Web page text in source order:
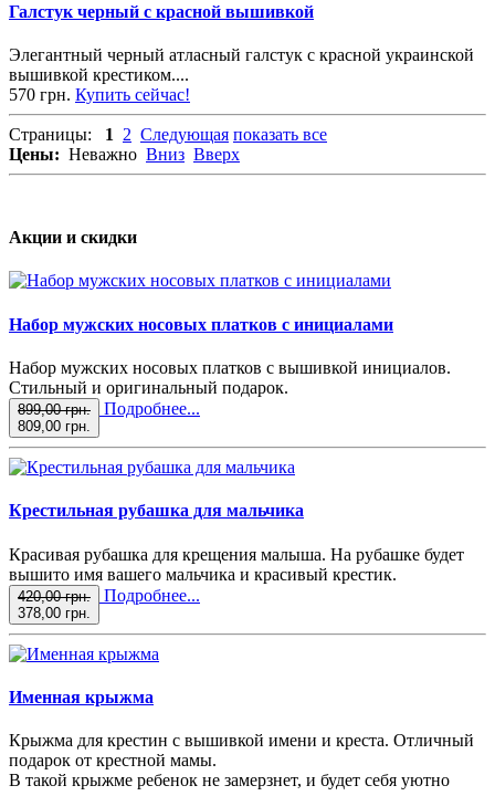
Галстук черный с красной вышивкой
Элегантный черный атласный галстук с красной украинской
вышивкой крестиком....
570 грн. Купить сейчас!
Страницы: 1 2 Следующая показать все
Цены: Неважно Вниз Вверх
Акции и скидки
Набор мужских носовых платков с инициалами
Набор мужских носовых платков с вышивкой инициалов.
Стильный и оригинальный подарок.
899,00 грн.
809,00 грн.
Подробнее...
Крестильная рубашка для мальчика
Красивая рубашка для крещения малыша. На рубашке будет
вышито имя вашего мальчика и красивый крестик.
420,00 грн.
378,00 грн.
Подробнее...
Именная крыжма
Крыжма для крестин с вышивкой имени и креста. Отличный
подарок от крестной мамы.
В такой крыжме ребенок не замерзнет, и будет себя уютно